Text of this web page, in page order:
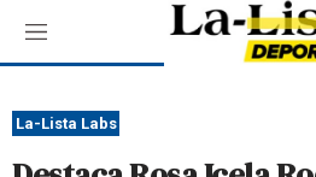
M
e
ú
La-Lista Labs